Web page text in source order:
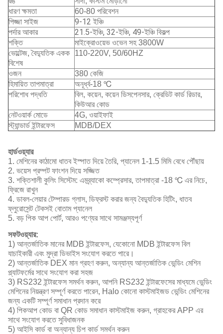
ধারণ ক্ষমতা
60-80 পরিবেশন
পিজ্জা সাইজ
9-12 ইঞ্চি
পর্দার আকার
21.5-ইঞ্চি, 32-ইঞ্চি, 49-ইঞ্চি বিকল্প
শক্তি
মাইক্রোওয়েভ ওভেন সহ 3800W
ভোল্টেজ, বৈদ্যুতিক একক
বিশেষ
110-220V, 50/60HZ
ওজন
380 কেজি
হিমায়িত তাপমাত্রা
অনূর্ধ্ব-18 ℃
পরিশোধ পদ্ধতি
বিল, কয়েন, কয়েন ডিসপেনসার, ক্রেডিট কার্ড রিডার,
কিউআর কোড
নেটওয়ার্ক মোডে
4G, ওয়াইফাই
স্ট্যান্ডার্ড ইন্টারফেস
MDB/DEX
হার্ডওয়্যার
1. মেশিনের কাঠামো ধাতব ইস্পাত দিয়ে তৈরি, প্যানেল 1-1.5 মিমি বেধে পৌঁছায়
2. ভয়েস প্রম্পট ফাংশন দিয়ে সজ্জিত
3. শক্তিশালী কুলিং সিস্টেম: এমব্র্যাকো কম্প্রেসার, তাপমাত্রা -18 ℃ এর নিচে,
ফ্রিজে রাখুন
4. ডাবল-লেয়ার টেম্পারড গ্লাস, ডিফ্রস্ট করার জন্য বৈদ্যুতিক হিটিং, ধাতব
ফ্লুরোসেন্ট টেকসই বোতাম প্যানেল
5. বড় পিক আপ পোর্ট, আরও পণ্যের সাথে সামঞ্জস্যপূর্ণ
সফটওয়্যার:
1) আন্তর্জাতিক মানের MDB ইন্টারফেস, যেকোনো MDB ইন্টারফেস বিল
যাচাইকারী এবং মুদ্রা ডিভাইস সংযোগ করতে পারে।
2) আন্তর্জাতিক DEX মান গ্রহণ করুন, অন্যান্য আন্তর্জাতিক ভেন্ডিং মেশিন
প্ল্যাটফর্মের সাথে সংযোগ করা সহজ
3) RS232 ইন্টারফেস সমর্থন করুন, আপনি RS232 ইন্টারফেসের মাধ্যমে ভেন্ডিং
মেশিনের নিয়ন্ত্রণ সম্পূর্ণ করতে পারেন, Halo কোনো কাস্টমাইজড ভেন্ডিং মেশিনের
জন্য একটি সম্পূর্ণ সমাধান প্রদান করে
4) পিকআপ কোড বা QR কোড সমাধান কাস্টমাইজ করুন, গ্রাহকের APP এর
সাথে সংযোগ করতে সুবিধাজনক
5) আইসি কার্ড বা অন্যান্য চিপ কার্ড সমর্থন করুন